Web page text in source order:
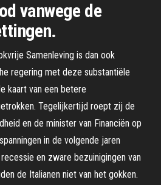
vanwege de
Samenleving is dan ook
regering met deze substantiële
kaart van een betere
Tegelijkertijd roept zij de
en de minister van Financiën op
in de volgende jaren
en zware bezuinigingen van
de Italianen niet van het gokken.